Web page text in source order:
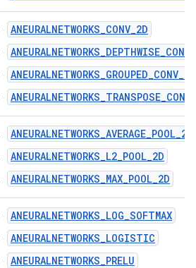
ANEURALNETWORKS_CONV_2D
ANEURALNETWORKS_GROUPED_CONV_2D
ANEURALNETWORKS_AVERAGE_POOL_2D
ANEURALNETWORKS_L2_POOL_2D
ANEURALNETWORKS_MAX_POOL_2D
ANEURALNETWORKS_LOG_SOFTMAX
ANEURALNETWORKS_LOGISTIC
ANEURALNETWORKS_PRELU